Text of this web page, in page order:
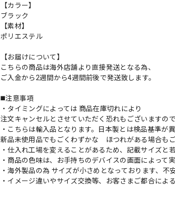
【カラー】
ブラック
【素材】
ポリエステル
【お届けについて】
こちらの商品は海外店舗より直接発送となる為、
ご入金から2週間から4週間前後で発送致します。
◼️注意事項
・タイミングによっては 商品在庫切れにより
注文キャンセルとさせていただく恐れもございますの
・こちらは輸入品となります。日本製とは検品基準が異
新品未使用品でもごくわずかな ほつれがある場合もご
・仕入れ工場を変えることがあるため、記載サイズと
・商品の色味は、お手持ちのデバイスの画面によって
・海外製品の為 サイズが小さめとなっております、不
・イメージ違いやサイズ交換等、お客さまご都合によ